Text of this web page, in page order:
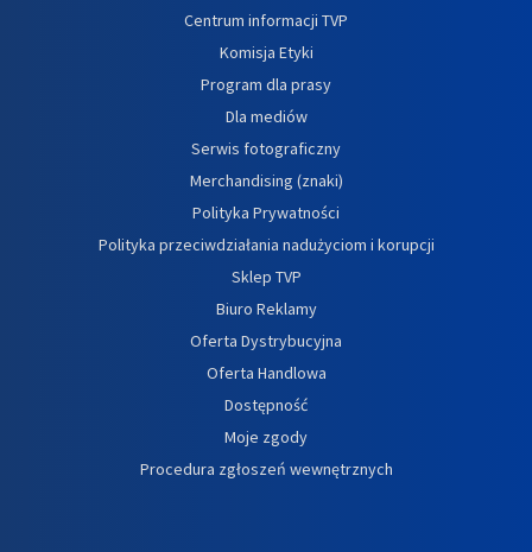
Centrum informacji TVP
Komisja Etyki
Program dla prasy
Dla mediów
Serwis fotograficzny
Merchandising (znaki)
Polityka Prywatności
Polityka przeciwdziałania nadużyciom i korupcji
Sklep TVP
Biuro Reklamy
Oferta Dystrybucyjna
Oferta Handlowa
Dostępność
Moje zgody
Procedura zgłoszeń wewnętrznych